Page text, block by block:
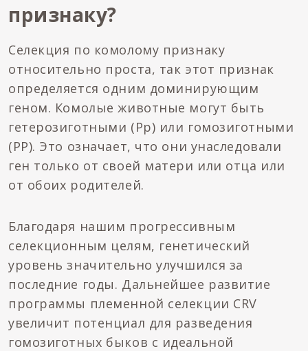
признаку?
Селекция по комолому признаку
относительно проста, так этот признак
определяется одним доминирующим
геном. Комолые животные могут быть
гетерозиготными (Pp) или гомозиготными
(PP). Это означает, что они унаследовали
ген только от своей матери или отца или
от обоих родителей.
Благодаря нашим прогрессивным
селекционным целям, генетический
уровень значительно улучшился за
последние годы. Дальнейшее развитие
программы племенной селекции CRV
увеличит потенциал для разведения
гомозиготных быков с идеальной